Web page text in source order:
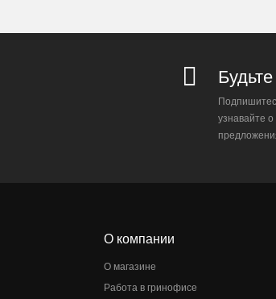
узнавайте
О компании
О магазине
Работа в гринофисе